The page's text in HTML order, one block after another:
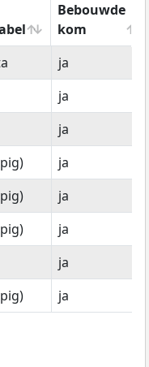
Bebouwde
kom
Bebouwde
kom
ja
ja
ja
ja
ja
ja
ja
ja